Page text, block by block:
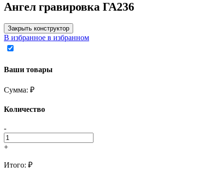
Ангел гравировка ГА236
Закрыть конструктор
В избранное в избранном
Ваши товары
Сумма: ₽
Количество
-
+
Итого: ₽